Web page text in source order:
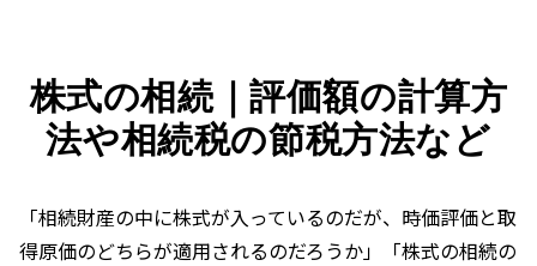
株式の相続｜評価額の計算方
法や相続税の節税方法など
「相続財産の中に株式が入っているのだが、時価評価と取
得原価のどちらが適用されるのだろうか」「株式の相続の